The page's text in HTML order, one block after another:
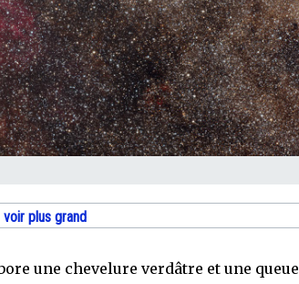
voir plus grand
une chevelure verdâtre et une queue